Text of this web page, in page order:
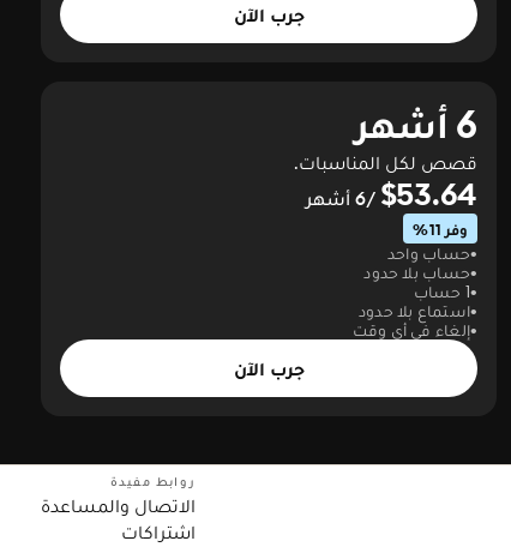
جرب الآن
6 أشهر
قصص لكل المناسبات.
$53.64 /6 أشهر
وفر 11%
حساب واحد
حساب بلا حدود
1 حساب
استماع بلا حدود
إلغاء في أي وقت
جرب الآن
روابط مفيدة
الاتصال والمساعدة
اشتراكات